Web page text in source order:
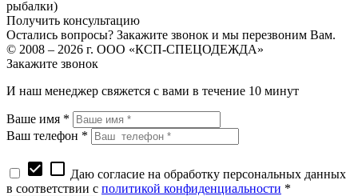
рыбалки)
Получить консультацию
Остались вопросы? Закажите звонок и мы перезвоним Вам.
© 2008 – 2026 г. ООО «КСП-СПЕЦОДЕЖДА»
Закажите звонок
И наш менеджер свяжется с вами в течение 10 минут
Ваше имя *
Ваш телефон *
check_box check_box_outline_blank Даю согласие на обработку персональных данных
в соответствии с политикой конфиденциальности *